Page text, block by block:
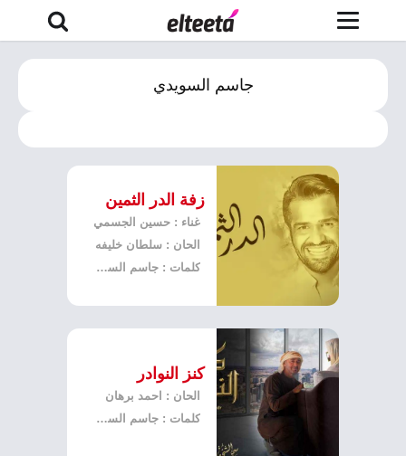
جاسم السويدي
زفة الدر الثمين
غناء : حسين الجسمي
الحان : سلطان خليفه
كلمات : جاسم السويدي
كنز النوادر
الحان : احمد برهان
كلمات : جاسم السويدي